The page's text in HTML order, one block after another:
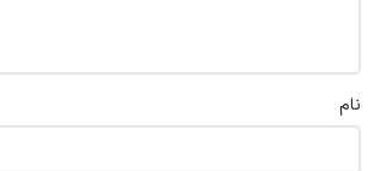
نام